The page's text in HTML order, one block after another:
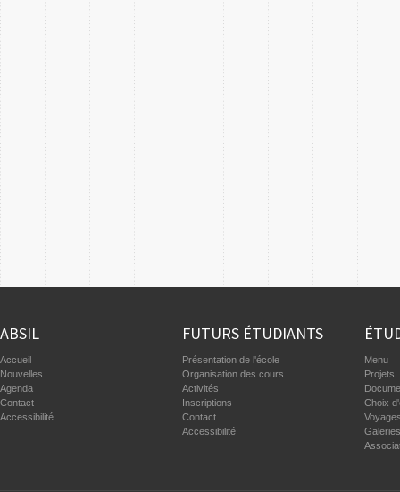
ABSIL
Accueil
Nouvelles
Agenda
Contact
Accessibilité
FUTURS ÉTUDIANTS
Présentation de l'école
Organisation des cours
Activités
Inscriptions
Contact
Accessibilité
Menu
Projets
Choix